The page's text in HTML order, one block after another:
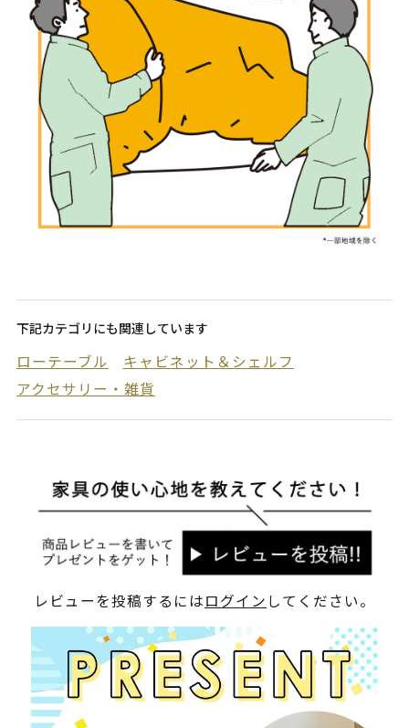
下記カテゴリにも関連しています
ローテーブル
キャビネット＆シェルフ
アクセサリー・雑貨
レビューを投稿するにはログイン してください。